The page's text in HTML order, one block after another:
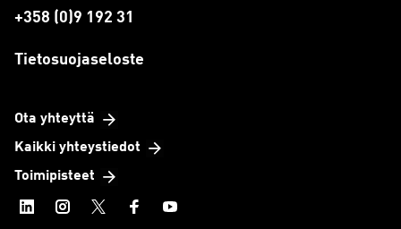
+358 (0)9 192 31
Tietosuojaseloste
Ota yhteyttä
Kaikki yhteystiedot
Toimipisteet